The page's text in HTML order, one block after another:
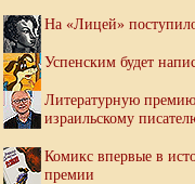
На «Лицей»
Успенским будет
Литературную
израильскому
Комикс впервые в
премии